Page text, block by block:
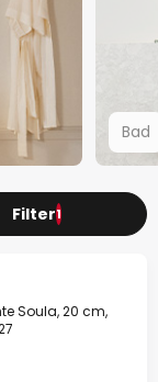
Bad
Filter1
Soula, 20 cm,